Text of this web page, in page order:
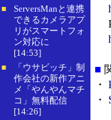
■
ServersManと連携
できるカメラアプ
リがスマートフォ
ン対応に
[14:53]
■
「ウサビッチ」制
作会社の新作アニ
メ「やんやんマチ
コ」無料配信
[14:26]
■
・
・